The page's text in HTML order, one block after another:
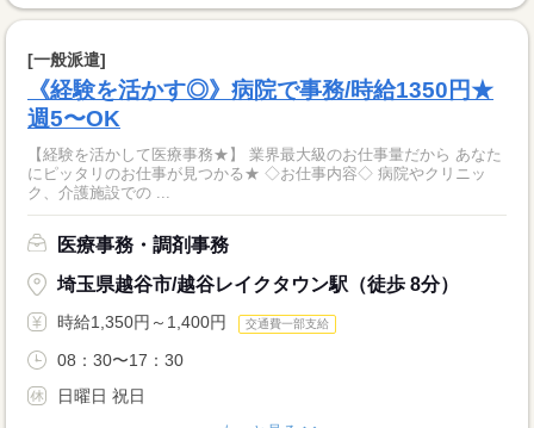
[一般派遣]
《経験を活かす◎》病院で事務/時給1350円★
週5〜OK
【経験を活かして医療事務★】 業界最大級のお仕事量だから あなた
にピッタリのお仕事が見つかる★ ◇お仕事内容◇ 病院やクリニッ
ク、介護施設での ...
医療事務・調剤事務
埼玉県越谷市/越谷レイクタウン駅（徒歩 8分）
時給1,350円～1,400円 交通費一部支給
08：30〜17：30
日曜日 祝日